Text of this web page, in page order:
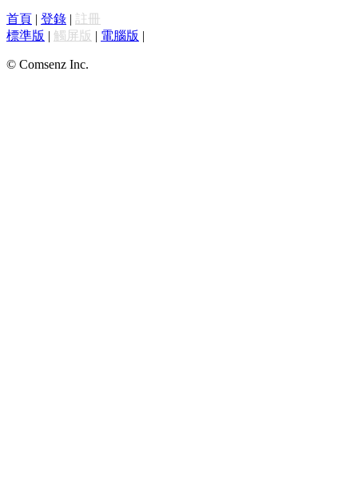
首頁 | 登錄 | 註冊
標準版 | 觸屏版 | 電腦版 |
© Comsenz Inc.